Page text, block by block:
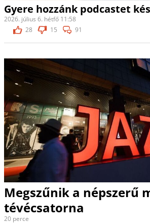
Gyere hozzánk podcastet
2026. július 6. hétfő 11:58
28
15 91
Megszűnik a népszerű
tévécsatorna
20 perce